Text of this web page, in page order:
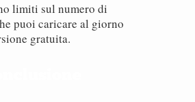
limiti sul numero di
puoi caricare al giorno
gratuita.